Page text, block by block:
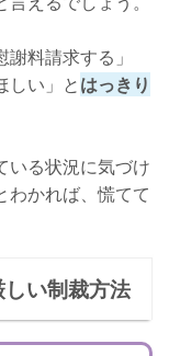
料請求する」
しい」とはっきり
いる状況に気づけ
わかれば、慌てて
い制裁方法